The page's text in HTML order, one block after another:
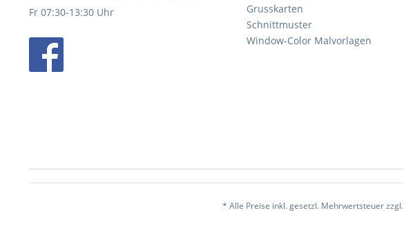
Fr 07:30-13:30 Uhr
Grusskarten
Schnittmuster
Window-Color Malvorlagen
* Alle Preise inkl. gesetzl. Mehrwertsteuer zzgl.